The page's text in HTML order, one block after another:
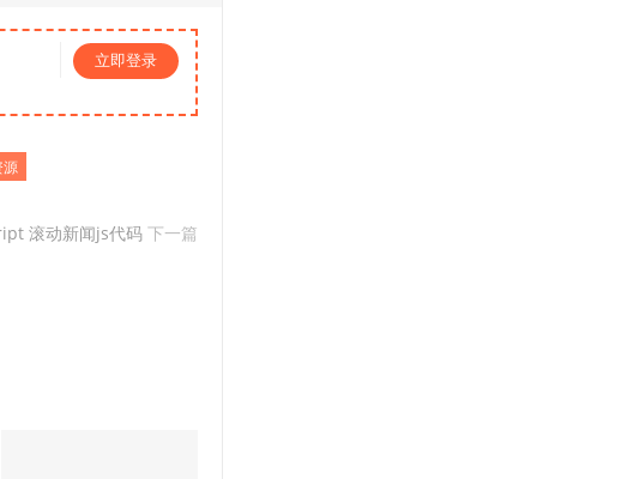
立即登录
源
滚动新闻js代码 下一篇